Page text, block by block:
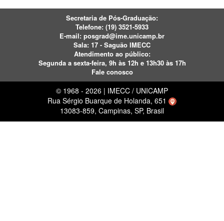
Secretaria de Pós-Graduação:
Telefone: (19) 3521-5933
E-mail: posgrad@ime.unicamp.br
Sala: 17 - Saguão IMECC
Atendimento ao público:
Segunda a sexta-feira, 9h às 12h e 13h30 às 17h
Fale conosco
© 1968 - 2026 | IMECC / UNICAMP
Rua Sérgio Buarque de Holanda, 651
13083-859, Campinas, SP, Brasil